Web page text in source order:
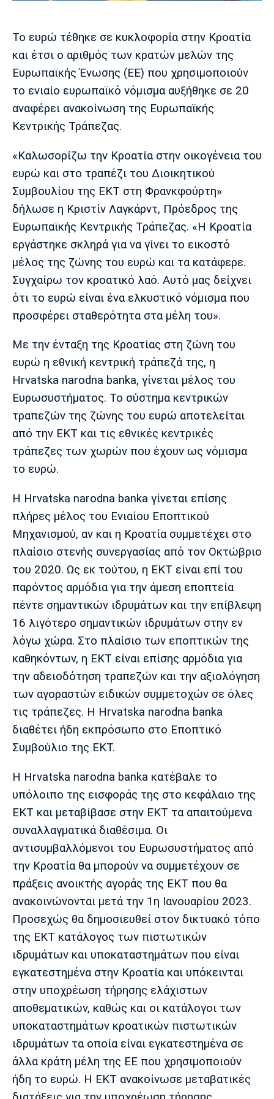
Πολιτισμός
Τραγούδια
Cine Spot
Running
Media
Παρασκήνιο
Πρόγραμμα TV
Ιωνικός Πανσερραϊκός
Μάντσεστερ
Γιουνάιτεντ
Τσέλσι Άρσεναλ
Λίβερπουλ
Μάντσεστερ
Γιουβέντους
Ίντερ Μίλαν Μπάγερν
Μπορούσια
Ντόρτμουντ
Παρί Σεν
Ζερμέν
Μαρσέιγ
Μονακό
Ερυθρός
Αστέρας
Τότεναμ
Πόρτο Μπενφίκα
Το ευρώ τέθηκε σε κυκλοφορία στην Κροατία
και έτσι ο αριθμός των κρατών μελών της
Ευρωπαϊκής Ένωσης (ΕΕ) που χρησιμοποιούν
το ενιαίο ευρωπαϊκό νόμισμα αυξήθηκε σε 20
αναφέρει ανακοίνωση της Ευρωπαϊκής
Κεντρικής Τράπεζας.
«Καλωσορίζω την Κροατία στην οικογένεια του
ευρώ και στο τραπέζι του Διοικητικού
Συμβουλίου της ΕΚΤ στη Φρανκφούρτη»
δήλωσε η Κριστίν Λαγκάρντ, Πρόεδρος της
Ευρωπαϊκής Κεντρικής Τράπεζας. «Η Κροατία
εργάστηκε σκληρά για να γίνει το εικοστό
μέλος της ζώνης του ευρώ και τα κατάφερε.
Συγχαίρω τον κροατικό λαό. Αυτό μας δείχνει
ότι το ευρώ είναι ένα ελκυστικό νόμισμα που
προσφέρει σταθερότητα στα μέλη του».
Με την ένταξη της Κροατίας στη ζώνη του
ευρώ η εθνική κεντρική τράπεζά της, η
Hrvatska narodna banka, γίνεται μέλος του
Ευρωσυστήματος. Το σύστημα κεντρικών
τραπεζών της ζώνης του ευρώ αποτελείται
από την ΕΚΤ και τις εθνικές κεντρικές
τράπεζες των χωρών που έχουν ως νόμισμα
το ευρώ.
Η Hrvatska narodna banka γίνεται επίσης
πλήρες μέλος του Ενιαίου Εποπτικού
Μηχανισμού, αν και η Κροατία συμμετέχει στο
πλαίσιο στενής συνεργασίας από τον Οκτώβριο
του 2020. Ως εκ τούτου, η ΕΚΤ είναι επί του
παρόντος αρμόδια για την άμεση εποπτεία
πέντε σημαντικών ιδρυμάτων και την επίβλεψη
16 λιγότερο σημαντικών ιδρυμάτων στην εν
λόγω χώρα. Στο πλαίσιο των εποπτικών της
καθηκόντων, η ΕΚΤ είναι επίσης αρμόδια για
την αδειοδότηση τραπεζών και την αξιολόγηση
των αγοραστών ειδικών συμμετοχών σε όλες
τις τράπεζες. Η Hrvatska narodna banka
διαθέτει ήδη εκπρόσωπο στο Εποπτικό
Συμβούλιο της ΕΚΤ.
Η Hrvatska narodna banka κατέβαλε το
υπόλοιπο της εισφοράς της στο κεφάλαιο της
ΕΚΤ και μεταβίβασε στην ΕΚΤ τα απαιτούμενα
συναλλαγματικά διαθέσιμα. Οι
αντισυμβαλλόμενοι του Ευρωσυστήματος από
την Κροατία θα μπορούν να συμμετέχουν σε
πράξεις ανοικτής αγοράς της ΕΚΤ που θα
ανακοινώνονται μετά την 1η Ιανουαρίου 2023.
Προσεχώς θα δημοσιευθεί στον δικτυακό τόπο
της ΕΚΤ κατάλογος των πιστωτικών
ιδρυμάτων και υποκαταστημάτων που είναι
εγκατεστημένα στην Κροατία και υπόκεινται
στην υποχρέωση τήρησης ελάχιστων
αποθεματικών, καθώς και οι κατάλογοι των
υποκαταστημάτων κροατικών πιστωτικών
ιδρυμάτων τα οποία είναι εγκατεστημένα σε
άλλα κράτη μέλη της ΕΕ που χρησιμοποιούν
ήδη το ευρώ. Η ΕΚΤ ανακοίνωσε μεταβατικές